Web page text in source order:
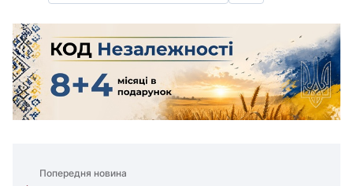
Попередня новина